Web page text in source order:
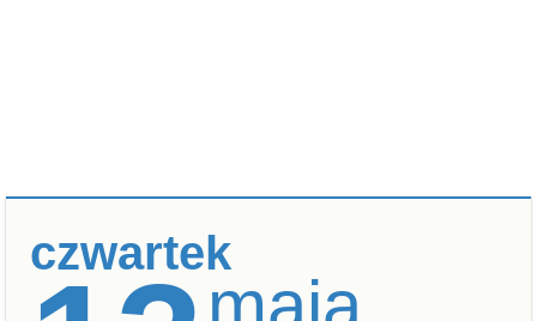
czwartek